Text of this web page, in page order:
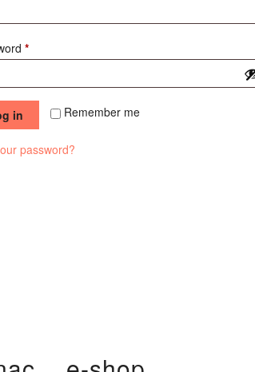
*Required
Remember me
in
password?